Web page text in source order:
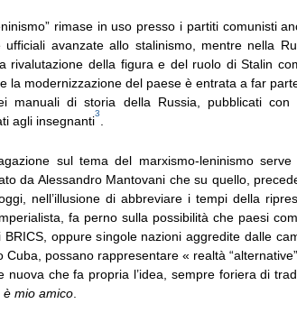
rimase in uso presso i partiti comunisti
avanzate allo stalinismo, mentre nella
rivalutazione della figura e del ruolo di Stalin
la modernizzazione del paese è entrata a far
manuali di storia della Russia, pubblicati con
agli insegnanti
3
.
sul tema del marxismo-leninismo
da Alessandro Mantovani che su quello,
nell’illusione di abbreviare i tempi della
fa perno sulla possibilità che paesi
oppure singole nazioni aggredite dalle
possano rappresentare « realtà
nuova che fa propria l’idea, sempre foriera di
mio amico.